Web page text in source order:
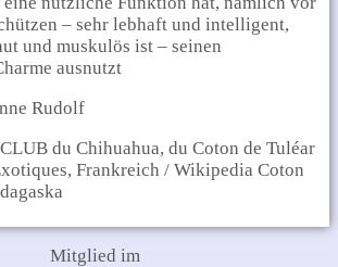
– sehr lebhaft und intelligent,
und muskulös ist – seinen
ausnutzt
Rudolf
du Chihuahua, du Coton de Tuléar
Frankreich / Wikipedia Coton
Mitglied im